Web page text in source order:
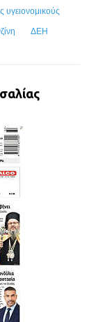
υγειονομικούς
ΔΕΗ